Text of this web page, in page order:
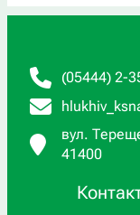
(05444) 2-
вул.
41400